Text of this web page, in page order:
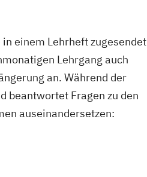
einem Lehrheft zugesendet
Lehrgang auch
an. Während der
beantwortet Fragen zu den
auseinandersetzen: